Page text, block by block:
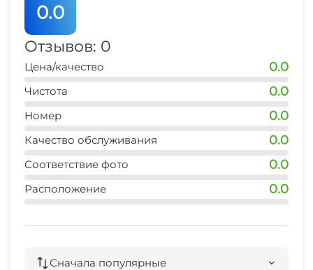
0.0
Отзывов: 0
Цена/качество 0.0
Чистота 0.0
Номер 0.0
Качество обслуживания 0.0
Соответствие фото 0.0
Расположение 0.0
Сначала популярные